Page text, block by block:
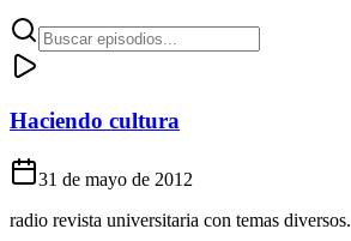
Haciendo cultura
31 de mayo de 2012
radio revista universitaria con temas diversos.